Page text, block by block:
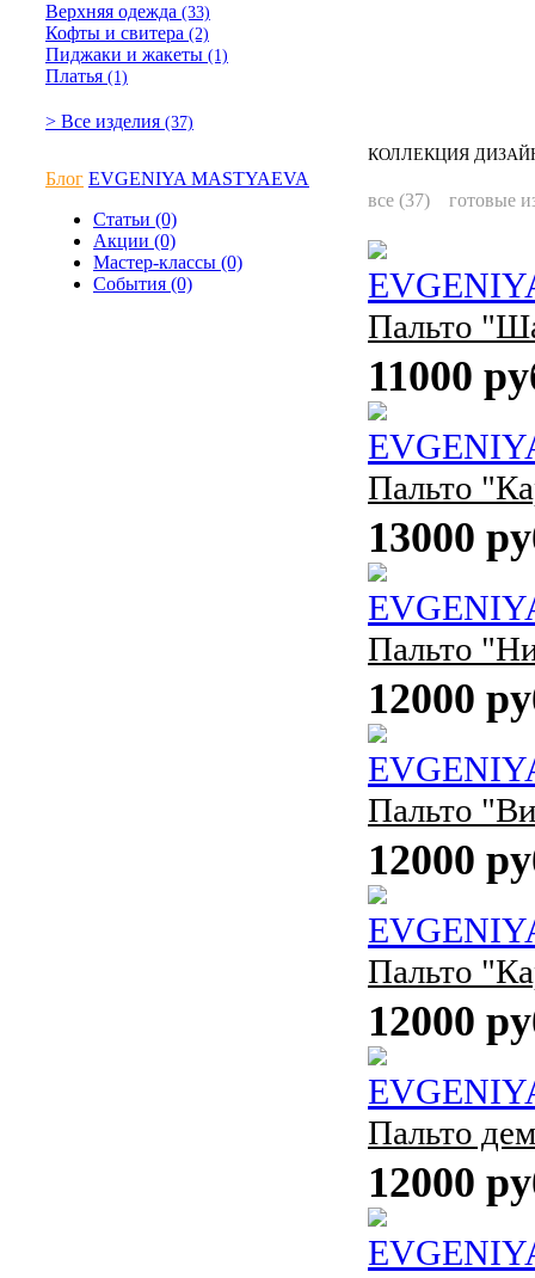
Верхняя одежда (33)
Кофты и свитера (2)
Пиджаки и жакеты (1)
Платья (1)
> Все изделия (37)
Блог EVGENIYA MASTYAEVA
Статьи (0)
Акции (0)
Мастер-классы (0)
События (0)
КОЛЛЕКЦИЯ
все (37) готовые
Пальто
11000
Пальто
13000
Пальто
12000
Пальто
12000
Пальто
12000
Пальто
12000